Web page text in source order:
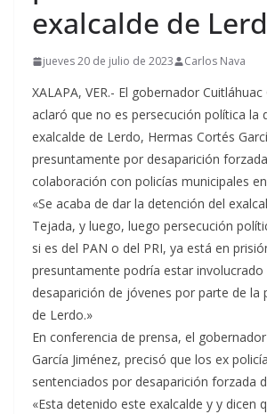
exalcalde de
jueves 20 de julio de 2023 Carlos Nava
XALAPA, VER.- El gobernador Cuitláhuac
aclaró que no es persecución política la
exalcalde de Lerdo, Hermas Cortés
presuntamente por desaparición
colaboración con policías municipales
«Se acaba de dar la detención del
Tejada, y luego, luego persecución
si es del PAN o del PRI, ya está en
presuntamente podría estar involucrado
desaparición de jóvenes por parte de la
de Lerdo.»
En conferencia de prensa, el
García Jiménez, precisó que los ex
sentenciados por desaparición forzada
«Esta detenido este exalcalde y y dicen